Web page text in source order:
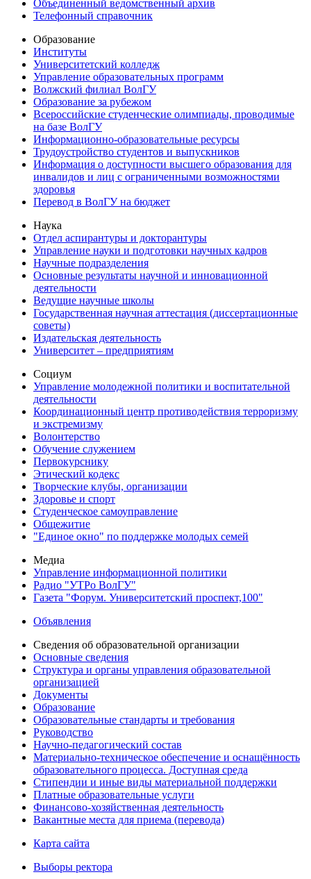
Объединенный ведомственный архив
Телефонный справочник
Образование
Институты
Университетский колледж
Управление образовательных программ
Волжский филиал ВолГУ
Образование за рубежом
Всероссийские студенческие олимпиады, проводимые
на базе ВолГУ
Информационно-образовательные ресурсы
Трудоустройство студентов и выпускников
Информация о доступности высшего образования для
инвалидов и лиц с ограниченными возможностями
здоровья
Перевод в ВолГУ на бюджет
Наука
Отдел аспирантуры и докторантуры
Управление науки и подготовки научных кадров
Научные подразделения
Основные результаты научной и инновационной
деятельности
Ведущие научные школы
Государственная научная аттестация (диссертационные
советы)
Издательская деятельность
Университет – предприятиям
Социум
Управление молодежной политики и воспитательной
деятельности
Координационный центр противодействия терроризму
и экстремизму
Волонтерство
Обучение служением
Первокурснику
Этический кодекс
Творческие клубы, организации
Здоровье и спорт
Студенческое самоуправление
Общежитие
"Единое окно" по поддержке молодых семей
Медиа
Управление информационной политики
Радио "УТРо ВолГУ"
Газета "Форум. Университетский проспект,100"
Объявления
Сведения об образовательной организации
Основные сведения
Структура и органы управления образовательной
организацией
Документы
Образование
Образовательные стандарты и требования
Руководство
Научно-педагогический состав
Материально-техническое обеспечение и оснащённость
образовательного процесса. Доступная среда
Стипендии и иные виды материальной поддержки
Платные образовательные услуги
Финансово-хозяйственная деятельность
Вакантные места для приема (перевода)
Карта сайта
Выборы ректора